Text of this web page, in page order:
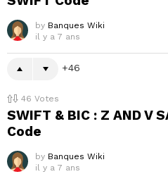
by Banques Wiki
il y a 7 ans
46
46 Votes
SWIFT & BIC : Z AND V
Code
by Banques Wiki
il y a 7 ans